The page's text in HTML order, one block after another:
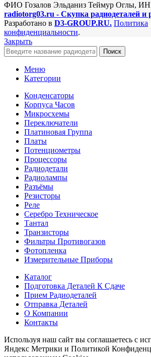
ФИО Гозалов Эльданиз Теймур Оглы,
radiotorg03.ru - Скупка радиодеталей и
Разработано в D3-GROUP.RU. Политика
конфиденциальности.
Закрыть
Поиск
Меню
Категории
Конденсаторы
Корпуса Часов
Микросхемы
Переключатели
Платиновая Группа
Платы
Потенциометры
Процессоры
Радиодетали
Радиолампы
Разъёмы
Резисторы
Реле
Серебро Техническое
Тантал
Транзисторы
Фильтры Противогазов
Фотопленка
Измерительные Приборы
Каталог
Подготовка Деталей К Сдаче
Прием Радиодеталей
Отправка Деталей
О Компании
Контакты
Используя наш сайт вы соглашаетесь с
Яндекс Метрики и Политикой